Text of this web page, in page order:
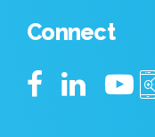
Connect